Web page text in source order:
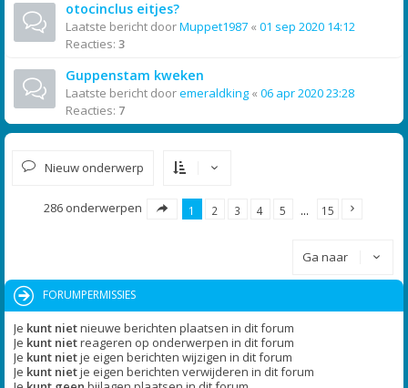
otocinclus eitjes?
Laatste bericht doorMuppet1987 « 01 sep 2020 14:12
Reacties: 3
Guppenstam kweken
Laatste bericht dooremeraldking « 06 apr 2020 23:28
Reacties: 7
Nieuw onderwerp
286 onderwerpen 1 2 3 4 5 … 15
Ga naar
FORUMPERMISSIES
Je kunt nietnieuwe berichten plaatsen in dit forum
Je kunt nietreageren op onderwerpen in dit forum
Je kunt nietje eigen berichten wijzigen in dit forum
Je kunt nietje eigen berichten verwijderen in dit forum